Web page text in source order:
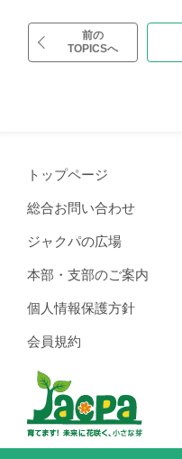
前の
TOPICSへ
トップページ
総合お問い合わせ
ジャクパの広場
本部・支部のご案内
個人情報保護方針
会員規約